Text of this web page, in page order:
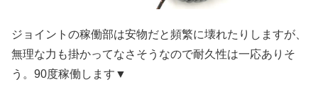
ジョイントの稼働部は安物だと頻繁に壊れたりしますが、
無理な力も掛かってなさそうなので耐久性は一応ありそ
う。90度稼働します▼